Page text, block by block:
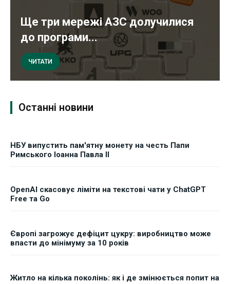
Ще три мережі АЗС долучилися
до програми...
ЧИТАТИ
Останні новини
НБУ випустить пам'ятну монету на честь Папи
Римського Іоанна Павла II
OpenAI скасовує ліміти на текстові чати у ChatGPT
Free та Go
Європі загрожує дефіцит цукру: виробництво може
впасти до мінімуму за 10 років
Житло на кілька поколінь: як і де змінюється попит на